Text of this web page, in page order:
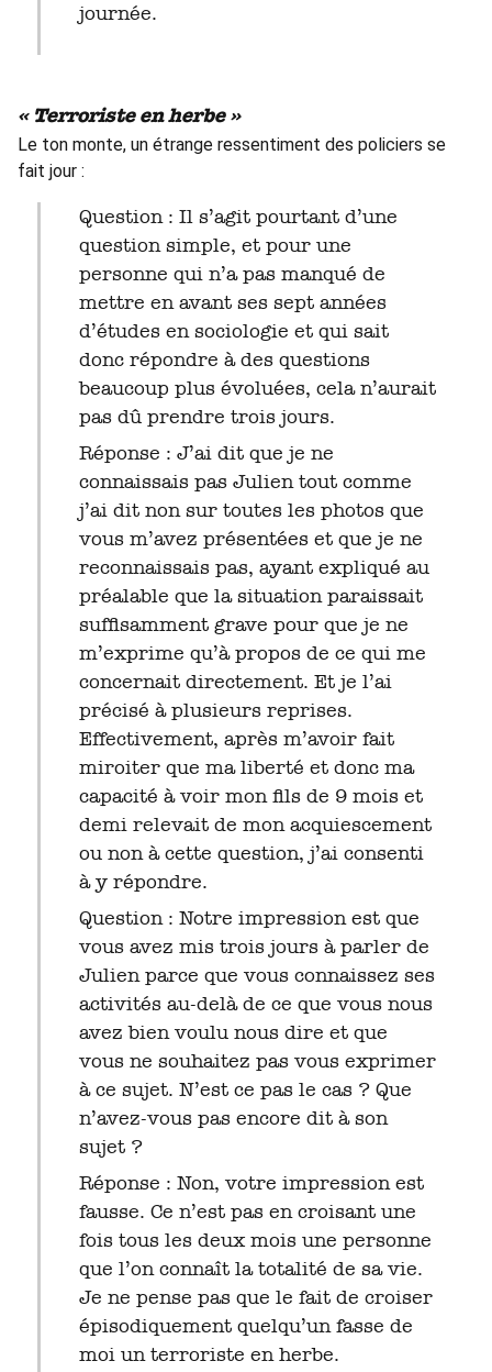
journée.
« Terroriste en herbe »
Le ton monte, un étrange ressentiment des policiers se
fait jour :
Question : Il s’agit pourtant d’une
question simple, et pour une
personne qui n’a pas manqué de
mettre en avant ses sept années
d’études en sociologie et qui sait
donc répondre à des questions
beaucoup plus évoluées, cela n’aurait
pas dû prendre trois jours.
Réponse : J’ai dit que je ne
connaissais pas Julien tout comme
j’ai dit non sur toutes les photos que
vous m’avez présentées et que je ne
reconnaissais pas, ayant expliqué au
préalable que la situation paraissait
suffisamment grave pour que je ne
m’exprime qu’à propos de ce qui me
concernait directement. Et je l’ai
précisé à plusieurs reprises.
Effectivement, après m’avoir fait
miroiter que ma liberté et donc ma
capacité à voir mon fils de 9 mois et
demi relevait de mon acquiescement
ou non à cette question, j’ai consenti
à y répondre.
Question : Notre impression est que
vous avez mis trois jours à parler de
Julien parce que vous connaissez ses
activités au-delà de ce que vous nous
avez bien voulu nous dire et que
vous ne souhaitez pas vous exprimer
à ce sujet. N’est ce pas le cas ? Que
n’avez-vous pas encore dit à son
sujet ?
Réponse : Non, votre impression est
fausse. Ce n’est pas en croisant une
fois tous les deux mois une personne
que l’on connaît la totalité de sa vie.
Je ne pense pas que le fait de croiser
épisodiquement quelqu’un fasse de
moi un terroriste en herbe.